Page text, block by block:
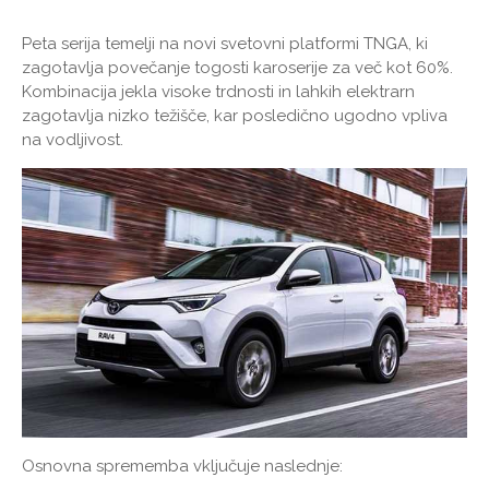
Peta serija temelji na novi svetovni platformi TNGA, ki
zagotavlja povečanje togosti karoserije za več kot 60%.
Kombinacija jekla visoke trdnosti in lahkih elektrarn
zagotavlja nizko težišče, kar posledično ugodno vpliva
na vodljivost.
Osnovna sprememba vključuje naslednje: